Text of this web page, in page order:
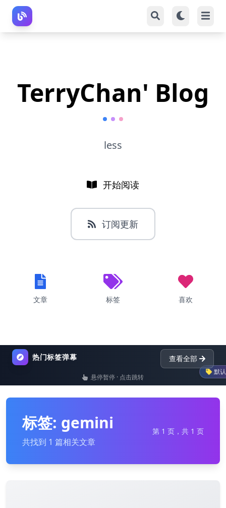
TerryChan' Blog
less
开始阅读
订阅更新
文章 标签 喜欢
热门标签弹幕 查看全部
默认
list nginx dictionary
悬停暂停 · 点击跳转
标签: gemini
共找到 1 篇相关文章
第 1 页，共 1 页